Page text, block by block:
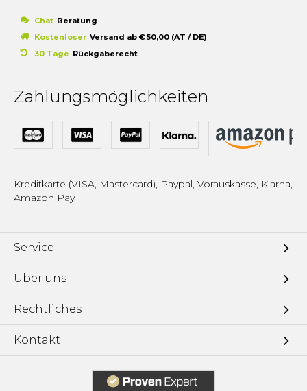
Chat Beratung
Kostenloser Versand ab € 50,00 (AT / DE)
30 Tage Rückgaberecht
Zahlungsmöglichkeiten
Kreditkarte (VISA, Mastercard), Paypal, Vorauskasse, Klarna,
Amazon Pay
Service
Über uns
Rechtliches
Kontakt